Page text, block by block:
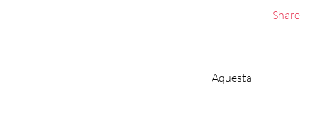
Share
Aquesta